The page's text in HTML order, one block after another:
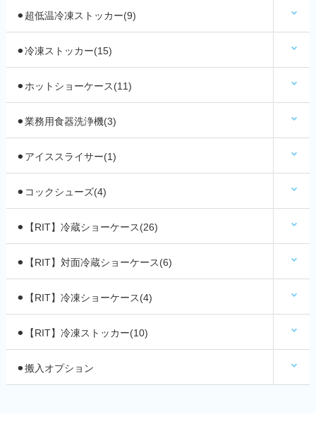
⚫︎超低温冷凍ストッカー(9)
⚫︎冷凍ストッカー(15)
⚫︎ホットショーケース(11)
⚫︎業務用食器洗浄機(3)
⚫︎アイススライサー(1)
⚫︎コックシューズ(4)
⚫︎【RIT】冷蔵ショーケース(26)
⚫︎【RIT】対面冷蔵ショーケース(6)
⚫︎【RIT】冷凍ショーケース(4)
⚫︎【RIT】冷凍ストッカー(10)
⚫︎搬入オプション